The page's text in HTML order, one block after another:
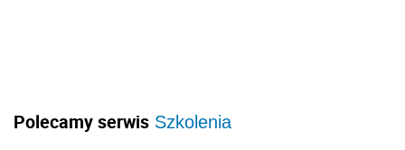
Polecamy serwis Szkolenia